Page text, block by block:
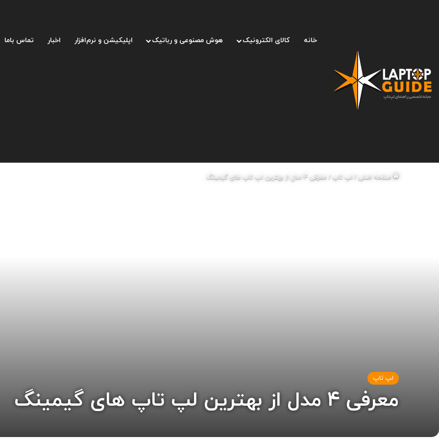
خانه کالای الکترونیک هوش مصنوعی و رباتیک اپلیکیشن و نرم‌افزار اخبار تماس باما
صفحه اصلی/لپ تاپ/معرفی 4 مدل از بهترین لپ تاپ های گیمینگ
لپ تاپ
معرفی 4 مدل از بهترین لپ تاپ های گیمینگ